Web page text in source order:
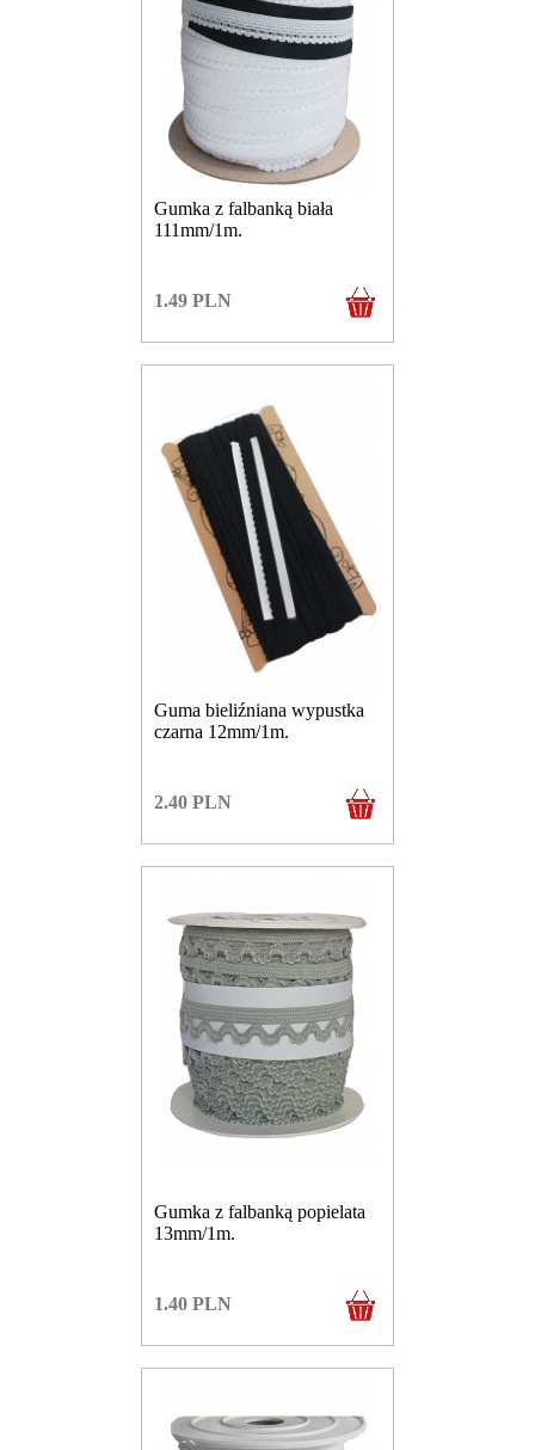
Gumka z falbanką biała
111mm/1m.
1.49 PLN
Guma bieliźniana wypustka
czarna 12mm/1m.
2.40 PLN
Gumka z falbanką popielata
13mm/1m.
1.40 PLN